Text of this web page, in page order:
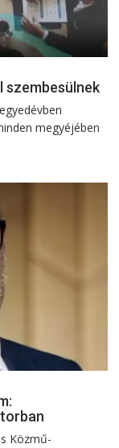
szembesülnek
megyéjében
Közmű-